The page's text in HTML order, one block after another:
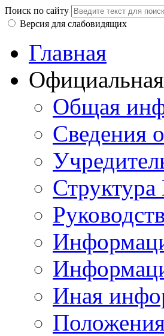
Поиск по сайту
Версия для слабовидящих
Главная
Официальная
Общая
Сведения
Иная